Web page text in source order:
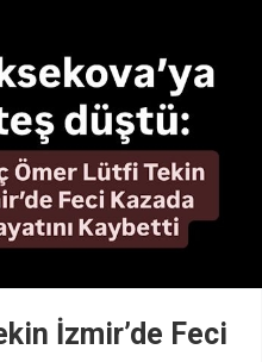
İzmir’de Feci